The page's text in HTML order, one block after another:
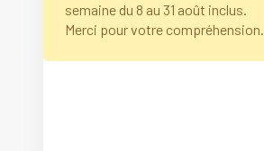
semaine du 8 au 31 août inclus.
Merci pour votre compréhension.